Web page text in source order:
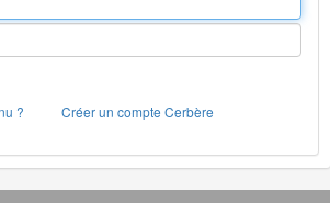
?
Créer un compte Cerbère